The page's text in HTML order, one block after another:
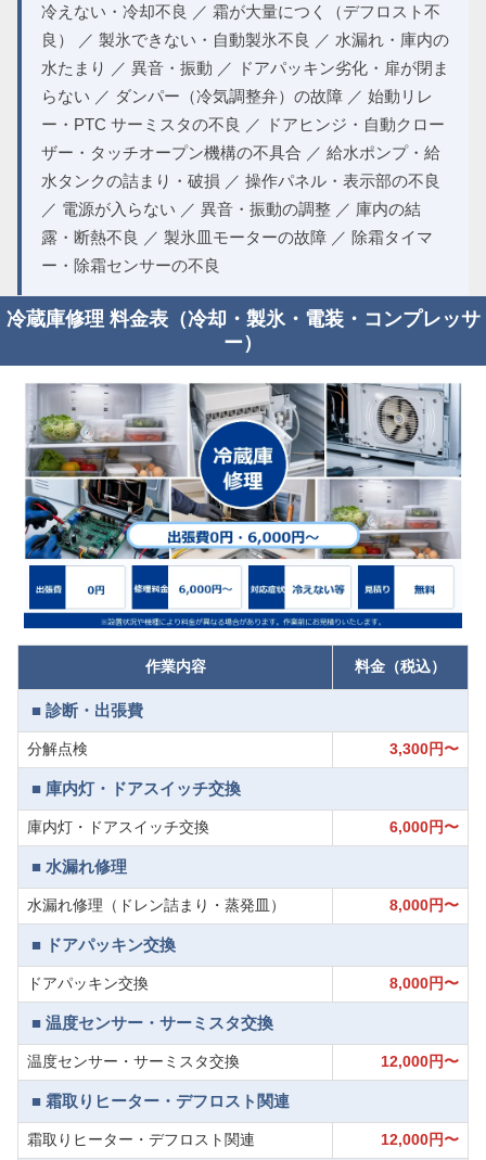
冷えない・冷却不良 ／ 霜が大量につく（デフロスト不
良） ／ 製氷できない・自動製氷不良 ／ 水漏れ・庫内の
水たまり ／ 異音・振動 ／ ドアパッキン劣化・扉が閉ま
らない ／ ダンパー（冷気調整弁）の故障 ／ 始動リレ
ー・PTC サーミスタの不良 ／ ドアヒンジ・自動クロー
ザー・タッチオープン機構の不具合 ／ 給水ポンプ・給
水タンクの詰まり・破損 ／ 操作パネル・表示部の不良
／ 電源が入らない ／ 異音・振動の調整 ／ 庫内の結
露・断熱不良 ／ 製氷皿モーターの故障 ／ 除霜タイマ
ー・除霜センサーの不良
冷蔵庫修理 料金表（冷却・製氷・電装・コンプレッサ
ー）
作業内容 料金（税込）
■ 診断・出張費
分解点検 3,300円〜
■ 庫内灯・ドアスイッチ交換
庫内灯・ドアスイッチ交換 6,000円〜
■ 水漏れ修理
水漏れ修理（ドレン詰まり・蒸発皿） 8,000円〜
■ ドアパッキン交換
ドアパッキン交換 8,000円〜
■ 温度センサー・サーミスタ交換
温度センサー・サーミスタ交換 12,000円〜
■ 霜取りヒーター・デフロスト関連
霜取りヒーター・デフロスト関連 12,000円〜